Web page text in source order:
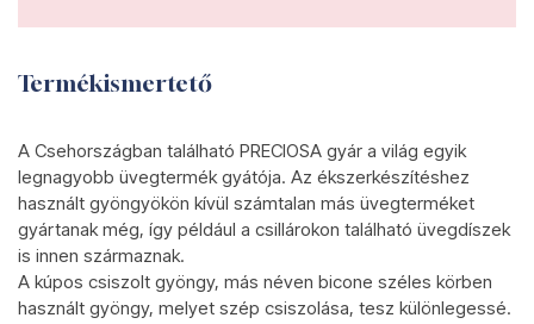
Termékismertető
A Csehországban található PRECIOSA gyár a világ egyik
legnagyobb üvegtermék gyátója. Az ékszerkészítéshez
használt gyöngyökön kívül számtalan más üvegterméket
gyártanak még, így például a csillárokon található üvegdíszek
is innen származnak.
A kúpos csiszolt gyöngy, más néven bicone széles körben
használt gyöngy, melyet szép csiszolása, tesz különlegessé.